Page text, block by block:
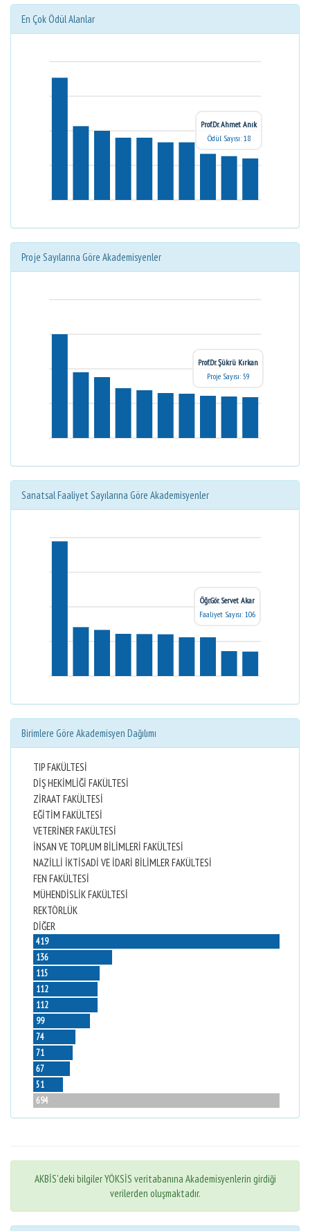
En Çok Ödül Alanlar
Prof.Dr. Ahmet Anık
Ödül Sayısı: 18
Proje Sayılarına Göre Akademisyenler
Prof.Dr. Şükrü Kırkan
Proje Sayısı: 59
Sanatsal Faaliyet Sayılarına Göre Akademisyenler
Öğr.Gör. Servet Akar
Faaliyet Sayısı: 106
Birimlere Göre Akademisyen Dağılımı
TIP FAKÜLTESİ
DİŞ HEKİMLİĞİ FAKÜLTESİ
ZİRAAT FAKÜLTESİ
EĞİTİM FAKÜLTESİ
VETERİNER FAKÜLTESİ
İNSAN VE TOPLUM BİLİMLERİ FAKÜLTESİ
NAZİLLİ İKTİSADİ VE İDARİ BİLİMLER FAKÜLTESİ
FEN FAKÜLTESİ
MÜHENDİSLİK FAKÜLTESİ
REKTÖRLÜK
DİĞER
419
136
115
112
112
99
74
71
67
51
694
AKBİS'deki bilgiler YÖKSİS veritabanına Akademisyenlerin girdiği
verilerden oluşmaktadır.